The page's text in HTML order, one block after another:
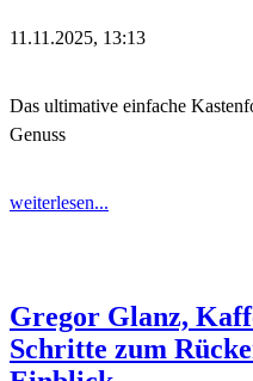
11.11.2025, 13:13
Das ultimative einfache
Genuss
weiterlesen...
Gregor Glanz,
Schritte zum